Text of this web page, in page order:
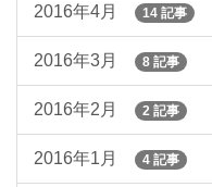
2016年4月 14 記事
2016年3月 8 記事
2016年2月 2 記事
2016年1月 4 記事